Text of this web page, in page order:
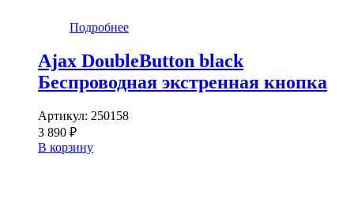
Подробнее
Ajax DoubleButton black
Беспроводная экстренная кнопка
Артикул: 250158
3 890 ₽
В корзину